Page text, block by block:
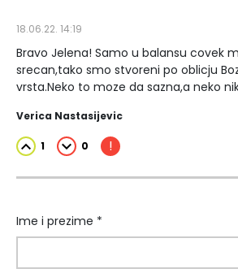
18.06.22. 14:19
Bravo Jelena! Samo u balansu covek
srecan,tako smo stvoreni po oblicju
vrsta.Neko to moze da sazna,a neko
Verica Nastasijevic
1 0 !
Ime i prezime *